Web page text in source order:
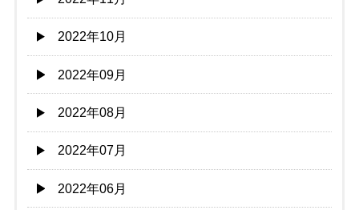
2022年10月
2022年09月
2022年08月
2022年07月
2022年06月